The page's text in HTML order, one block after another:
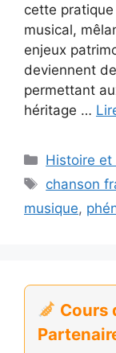
cette
musical,
enjeux
deviennent
permettant
héritage …
Catégories
Histoire et
Étiquettes
chanson
musique,
Cours